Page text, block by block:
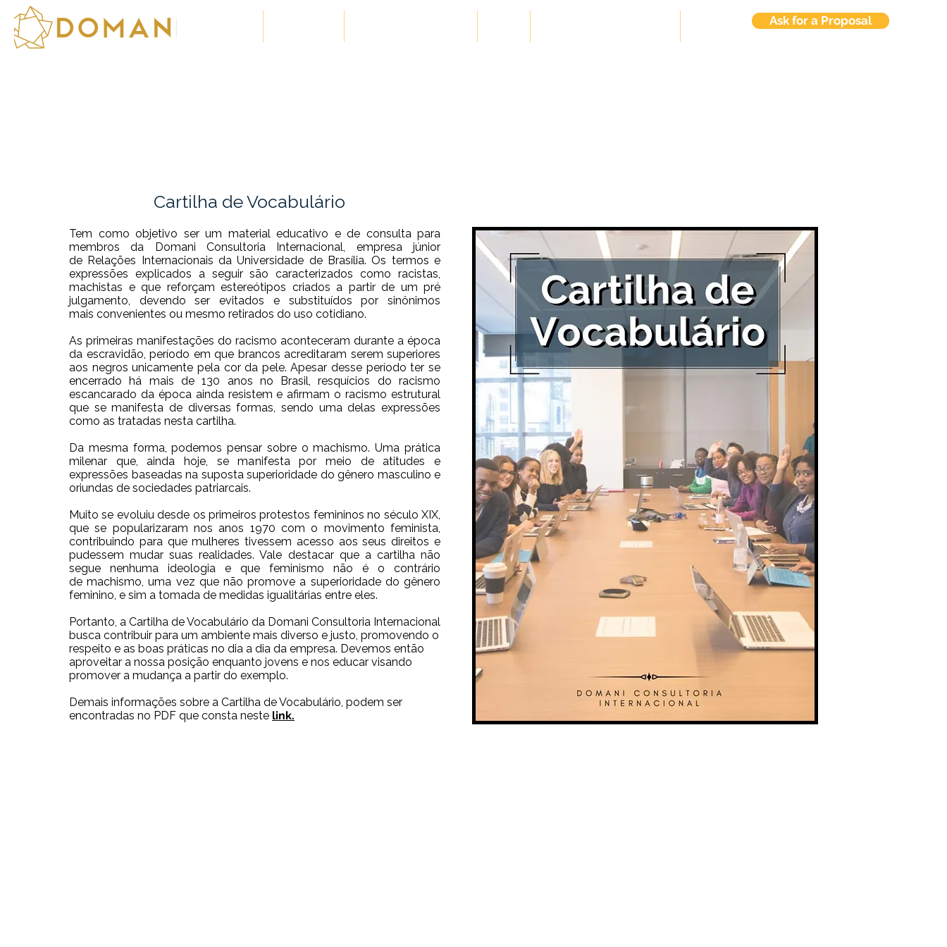
Ask for a Proposal
Cartilha de Vocabulário
Tem como objetivo ser um material educativo e de consulta para
membros da Domani Consultoria Internacional, empresa júnior
de Relações Internacionais da Universidade de Brasília. Os termos e
expressões explicados a seguir sãocaracterizados como racistas,
machistas e que reforçam estereótipos criados a partir de um pré
julgamento, devendo ser evitados e substituídos por sinônimos
mais convenientes ou mesmo retirados do uso cotidiano.
As primeiras manifestações do racismo aconteceram durante a época
da escravidão, período em que brancos acreditaram serem superiores
aos negros unicamente pela cor da pele. Apesar desse período ter se
encerrado há mais de 130 anos no Brasil, resquícios do racismo
escancarado da época ainda resistem e afirmam o racismo estrutural
que se manifesta de diversas formas, sendo uma delas expressões
como as tratadas nesta cartilha.
Da mesma forma, podemos pensar sobre o machismo.Uma prática
milenar que, ainda hoje, se manifesta por meio de atitudes e
expressões baseadas na suposta superioridade do gênero masculino e
oriundas de sociedades patriarcais.
Muito se evoluiu desde os primeiros protestos femininos no século XIX,
que se popularizaram nos anos 1970 com o movimento feminista,
contribuindo para que mulherestivessem acesso aos seus direitos e
pudessem mudar suasrealidades. Vale destacar que a cartilha não
segue nenhuma ideologia e que feminismo não é o contrário
demachismo, uma vez que não promove a superioridade dogênero
feminino, e sim a tomada de medidas igualitárias entre eles.
Portanto, a Cartilha de Vocabulário da Domani Consultoria Internacional
busca contribuir para um ambiente mais diverso e justo, promovendo o
respeito e as boas práticas no dia a dia da empresa. Devemos então
aproveitar a nossa posição enquanto jovens e nos educar visando
promover a mudança a partir do exemplo.
Demais informações sobre a Cartilha de Vocabulário, podem ser
encontradas no PDF que consta neste link.